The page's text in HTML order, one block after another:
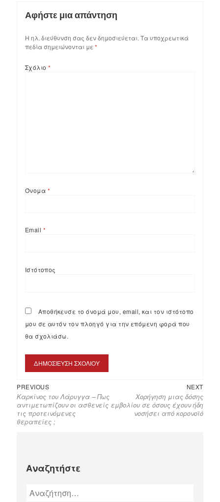
Αφήστε μια απάντηση
Η ηλ. διεύθυνση σας δεν δημοσιεύεται. Τα υποχρεωτικά
πεδία σημειώνονται με *
Σχόλιο *
Όνομα *
Email *
Ιστότοπος
Αποθήκευσε το όνομά μου, email, και τον ιστότοπο
μου σε αυτόν τον πλοηγό για την επόμενη φορά που
θα σχολιάσω.
PREVIOUS
Καρκίνος του Λάρυγγα – Πως
αντιμετωπίζουν οι ασθενείς
τις προτεινόμενες
θεραπείες ;
NEXT
Χορήγηση μιας δόσης
εμβολίου σε όσους έχουν ήδη
νοσήσει από κορονοϊό
Αναζητήστε